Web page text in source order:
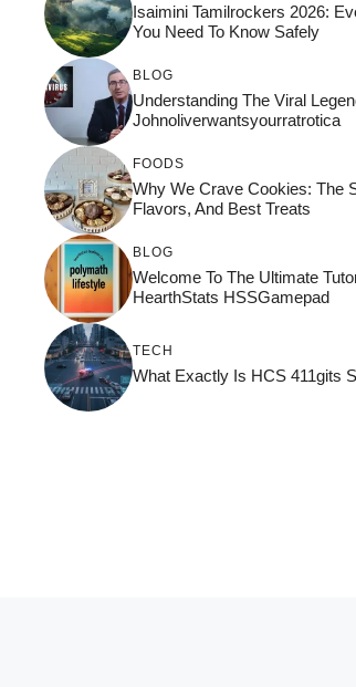
Isaimini Tamilrockers 2026:
You Need To Know Safely
BLOG
Understanding The Viral
Johnoliverwantsyourratrotica
FOODS
Why We Crave Cookies: The
Flavors, And Best Treats
BLOG
Welcome To The Ultimate
HearthStats HSSGamepad
TECH
What Exactly Is HCS 411gits